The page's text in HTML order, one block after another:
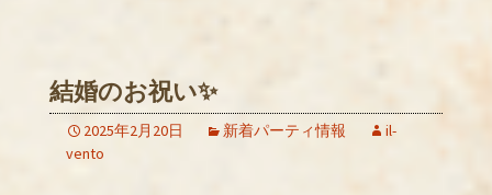
結婚のお祝い✨
2025年2月20日 新着パーティ情報
il-
vento